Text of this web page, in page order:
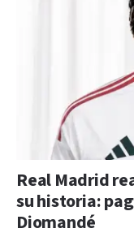
Real Madrid
su historia:
Diomandé